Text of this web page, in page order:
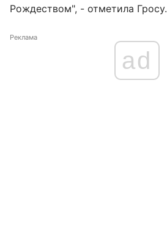
Рождеством", - отметила Гросу.
Реклама
ad